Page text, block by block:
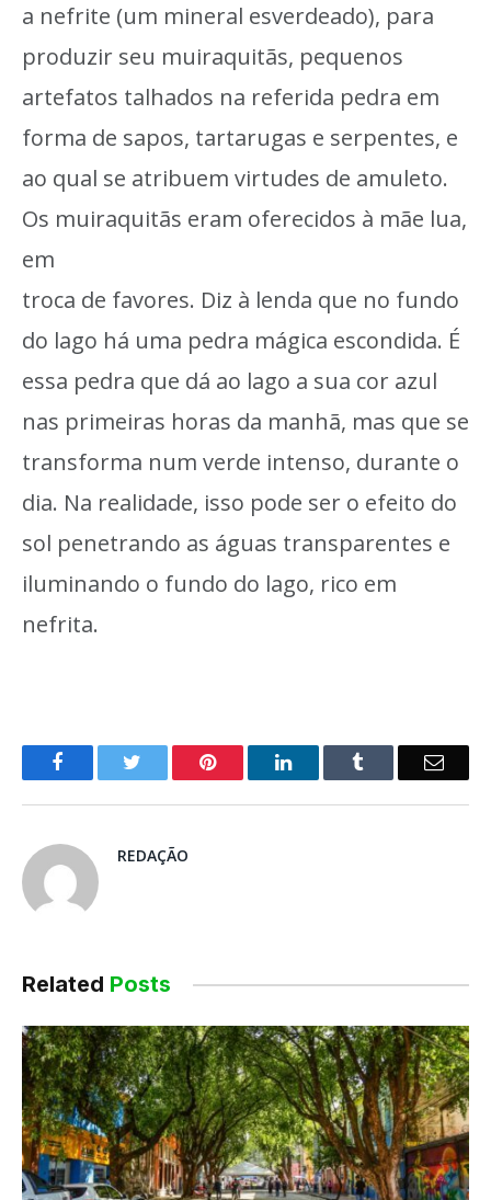
a nefrite (um mineral esverdeado), para
produzir seu muiraquitãs, pequenos
artefatos talhados na referida pedra em
forma de sapos, tartarugas e serpentes, e
ao qual se atribuem virtudes de amuleto.
Os muiraquitãs eram oferecidos à mãe lua,
em
troca de favores. Diz à lenda que no fundo
do lago há uma pedra mágica escondida. É
essa pedra que dá ao lago a sua cor azul
nas primeiras horas da manhã, mas que se
transforma num verde intenso, durante o
dia. Na realidade, isso pode ser o efeito do
sol penetrando as águas transparentes e
iluminando o fundo do lago, rico em
nefrita.
o
Pinterest LinkedIn
E-
REDAÇÃO
Related Posts